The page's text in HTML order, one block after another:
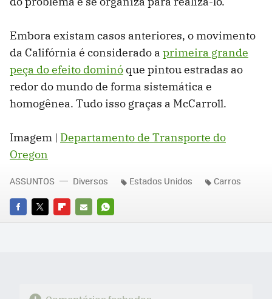
Embora existam casos anteriores, o movimento
da Califórnia é considerado a primeira grande
peça do efeito dominó que pintou estradas ao
redor do mundo de forma sistemática e
homogênea. Tudo isso graças a McCarroll.
Imagem | Departamento de Transporte do
Oregon
FACEBOOK
TWITTERFLIPBOARD
E-
WHATSAPP
ASSUNTOS Diversos Estados Unidos Carros